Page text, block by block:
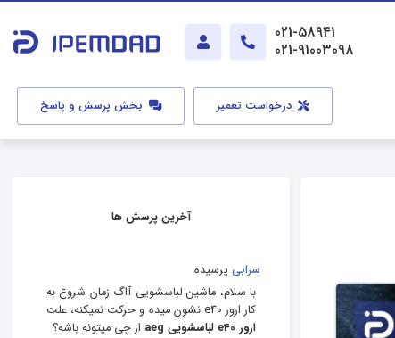
021-58941
021-91003098
درخواست تعمیر بخش پرسش و پاسخ
آخرین پرسش ها
سرابی پرسیده:
با سلام، ماشین لباسشویی آاگ زمان شروع به
کار ارور e40 نشون میده و حرکت نمیکنه، علت
ارور e40 لباسشویی aeg
از چی میتونه باشه؟